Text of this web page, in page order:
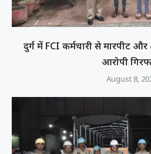
दुर्ग में FCI कर्मचारी से मारपीट और
आरोपी
August 8,